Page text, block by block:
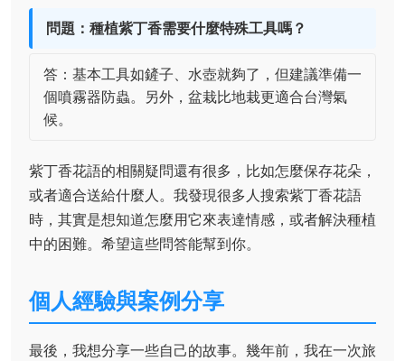
問題：種植紫丁香需要什麼特殊工具嗎？
答：基本工具如鏟子、水壺就夠了，但建議準備一
個噴霧器防蟲。另外，盆栽比地栽更適合台灣氣
候。
紫丁香花語的相關疑問還有很多，比如怎麼保存花朵，
或者適合送給什麼人。我發現很多人搜索紫丁香花語
時，其實是想知道怎麼用它來表達情感，或者解決種植
中的困難。希望這些問答能幫到你。
個人經驗與案例分享
最後，我想分享一些自己的故事。幾年前，我在一次旅